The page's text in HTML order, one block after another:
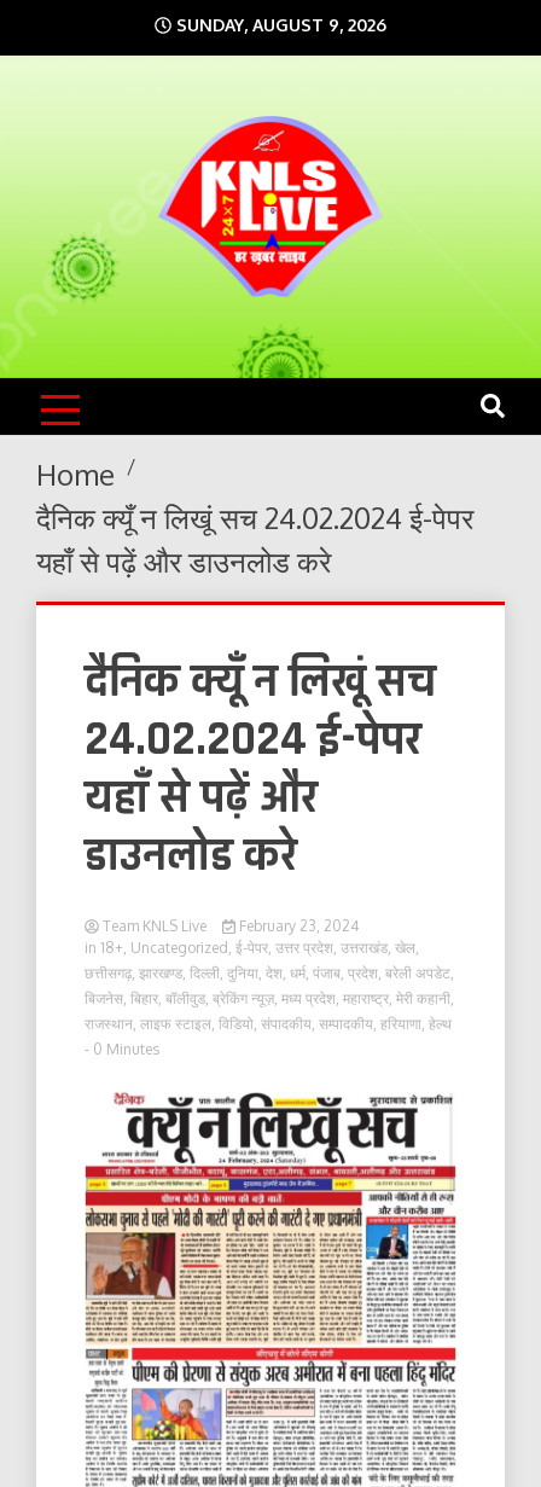
to
SUNDAY, AUGUST 9, 2026
KNLS LIVE
India`s No.1 News Portal
Home
दैनिक क्यूँ न लिखूं सच 24.02.2024 ई-पेपर
यहाँ से पढ़ें और डाउनलोड करे
दैनिक क्यूँ न लिखूं सच
24.02.2024 ई-पेपर
यहाँ से पढ़ें और
डाउनलोड करे
Team KNLS Live
February 23, 2024
in 18+, Uncategorized , ई-पेपर, उत्तर प्रदेश, उत्तराखंड, खेल,
छत्तीसगढ़, झारखण्ड, दिल्ली, दुनिया, देश, धर्म, पंजाब, प्रदेश, बरेली अपडेट,
बिजनेस, बिहार, बॉलीवुड, ब्रेकिंग न्यूज़, मध्य प्रदेश, महाराष्ट्र, मेरी कहानी,
राजस्थान, लाइफ स्टाइल, विडियो, संपादकीय, सम्पादकीय, हरियाणा, हेल्थ
- 0 Minutes